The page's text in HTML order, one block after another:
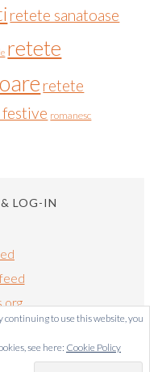
retete sanatoase
retete
retete
romanesc
continuing to use this website, you
see here: Cookie Policy
LOG-IN